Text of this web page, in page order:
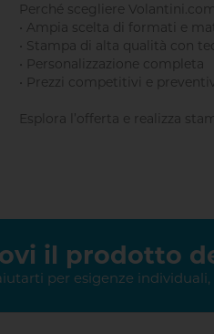
Perché scegliere
• Ampia scelta di formati e
• Stampa di alta qualità con
• Personalizzazione completa
• Prezzi competitivi e
Esplora l’offerta e realizza
il prodotto
per esigenze